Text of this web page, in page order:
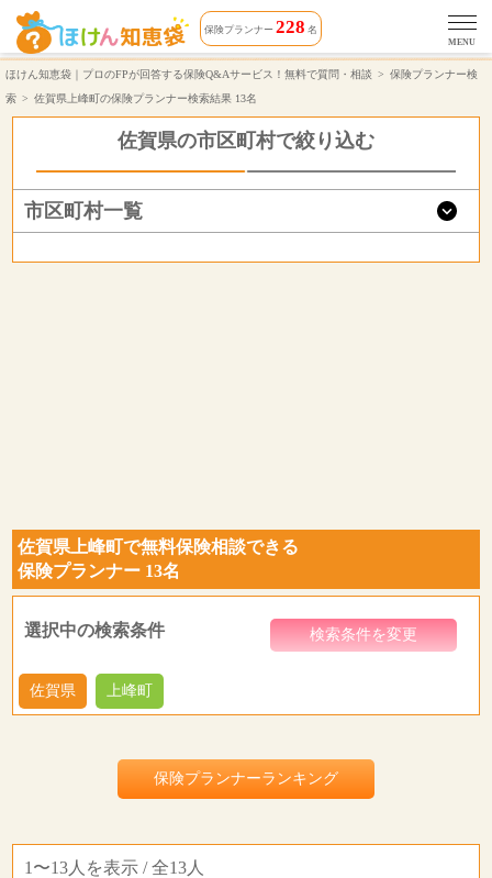
佐賀県上峰町で無料保険相談できる保険プランナー 13名 | ほけん知恵袋
保険プランナー 228 名
MENU
ほけん知恵袋｜プロのFPが回答する保険Q&Aサービス！無料で質問・相談
保険プランナー検
索
佐賀県上峰町の保険プランナー検索結果 13名
佐賀県の市区町村で絞り込む
市区町村一覧
佐賀県上峰町で無料保険相談できる
保険プランナー 13名
選択中の検索条件 検索条件を変更
佐賀県 上峰町
保険プランナーランキング
1〜13人を表示 / 全13人